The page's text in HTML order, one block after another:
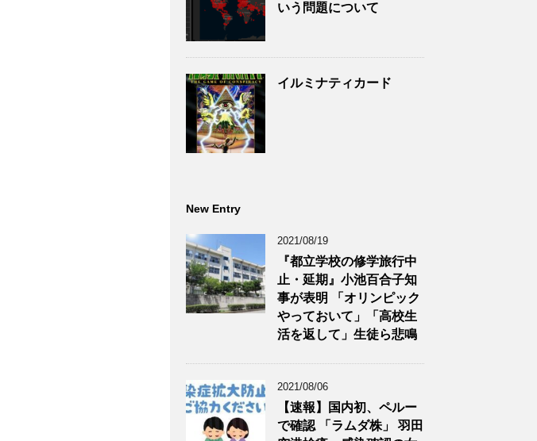
いう問題について
イルミナティカード
New Entry
2021/08/19
『都立学校の修学旅行中
止・延期』小池百合子知
事が表明 「オリンピック
やっておいて」「高校生
活を返して」生徒ら悲鳴
2021/08/06
【速報】国内初、ペルー
で確認 「ラムダ株」 羽田